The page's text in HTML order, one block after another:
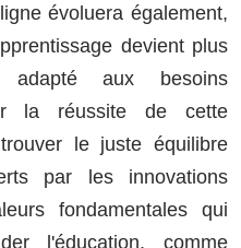
évoluera également,
devient plus
adapté aux besoins
la réussite de cette
le juste équilibre
par les innovations
fondamentales qui
l'éducation, comme